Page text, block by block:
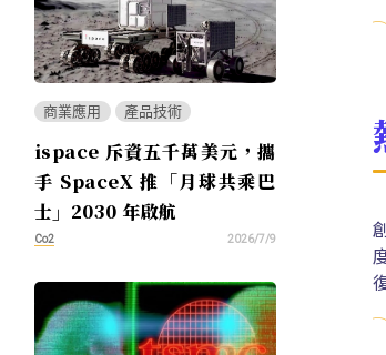
商業應用 產品技術
ispace 斥資五千萬美元，攜
手 SpaceX 推「月球共乘巴
士」2030 年啟航
Co2 2026/7/9